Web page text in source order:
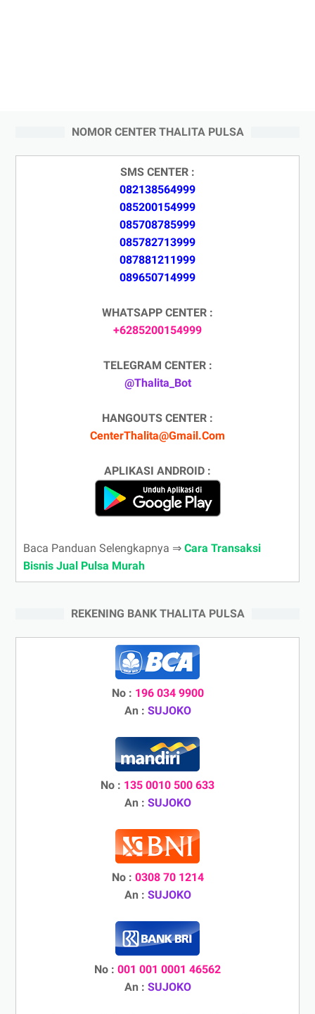
NOMOR CENTER THALITA PULSA
SMS CENTER :
082138564999
085200154999
085708785999
085782713999
087881211999
089650714999
WHATSAPP CENTER :
+6285200154999
TELEGRAM CENTER :
@Thalita_Bot
HANGOUTS CENTER :
CenterThalita@Gmail.Com
APLIKASI ANDROID :
Baca Panduan Selengkapnya ⇒ Cara Transaksi
Bisnis Jual Pulsa Murah
REKENING BANK THALITA PULSA
No : 196 034 9900
An : SUJOKO
No : 135 0010 500 633
An : SUJOKO
No : 0308 70 1214
An : SUJOKO
No : 001 001 0001 46562
An : SUJOKO